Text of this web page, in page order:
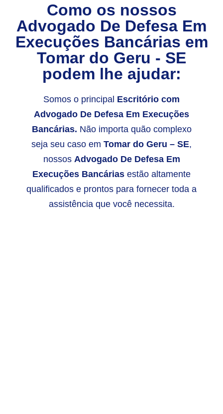
Como os nossos
Advogado De Defesa Em
Execuções Bancárias em
Tomar do Geru - SE
podem lhe ajudar:
Somos o principal Escritório com
Advogado De Defesa Em Execuções
Bancárias. Não importa quão complexo
seja seu caso em Tomar do Geru – SE,
nossos Advogado De Defesa Em
Execuções Bancárias estão altamente
qualificados e prontos para fornecer toda a
assistência que você necessita.